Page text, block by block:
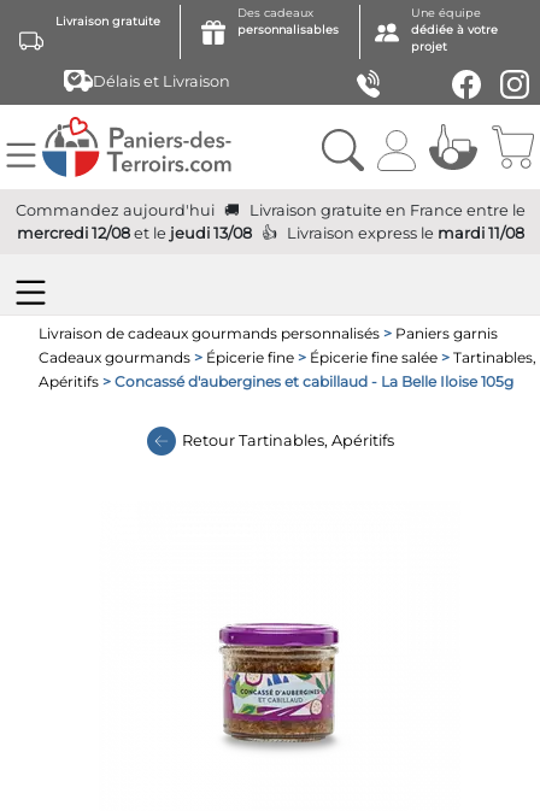
Livraison gratuite
Des cadeaux
personnalisables
Une équipe
dédiée à votre
projet
Délais et Livraison
Commandez aujourd'hui Livraison gratuite en France entre le
mercredi 12/08et le jeudi 13/08 Livraison expressle mardi 11/08
Livraison de cadeaux gourmands personnalisés > Paniers garnis
Cadeaux gourmands > Épicerie fine > Épicerie fine salée > Tartinables,
Apéritifs > Concassé d'aubergines et cabillaud - La Belle Iloise 105g
RetourTartinables, Apéritifs